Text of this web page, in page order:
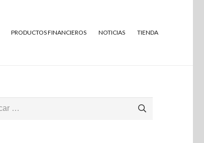
PRODUCTOS FINANCIEROS NOTICIAS TIENDA